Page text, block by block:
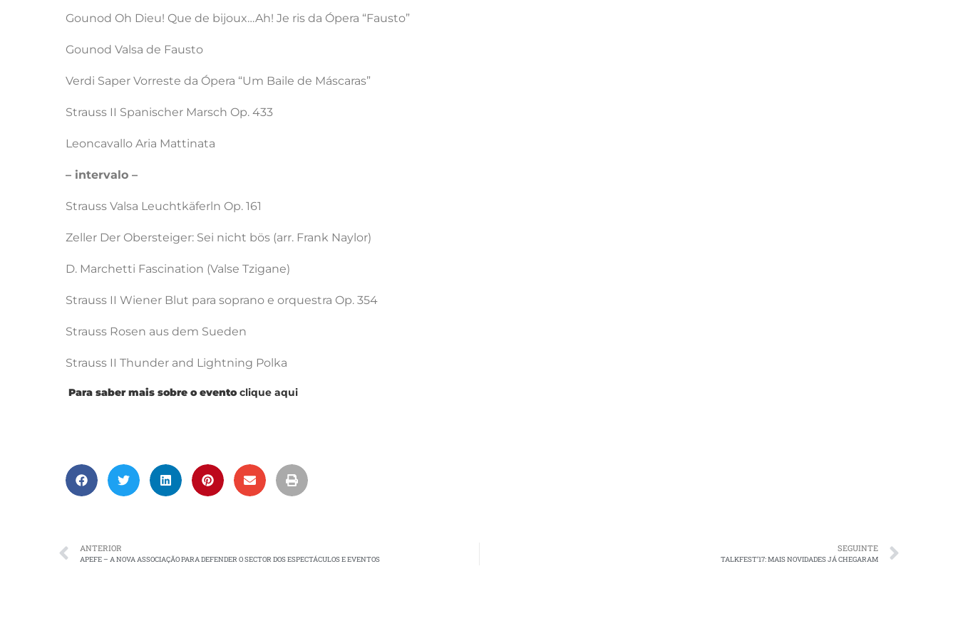
Gounod Oh Dieu! Que de bijoux…Ah! Je ris da Ópera “Fausto”
Gounod Valsa de Fausto
Verdi Saper Vorreste da Ópera “Um Baile de Máscaras”
Strauss II Spanischer Marsch Op. 433
Leoncavallo Aria Mattinata
– intervalo –
Strauss Valsa Leuchtkäferln Op. 161
Zeller Der Obersteiger: Sei nicht bös (arr. Frank Naylor)
D. Marchetti Fascination (Valse Tzigane)
Strauss II Wiener Blut para soprano e orquestra Op. 354
Strauss Rosen aus dem Sueden
Strauss II Thunder and Lightning Polka
Para saber mais sobre o evento clique aqui
ANTERIOR
APEFE – A NOVA ASSOCIAÇÃO PARA DEFENDER O SECTOR DOS ESPECTÁCULOS E EVENTOS
SEGUINTE
TALKFEST’17: MAIS NOVIDADES JÁ CHEGARAM